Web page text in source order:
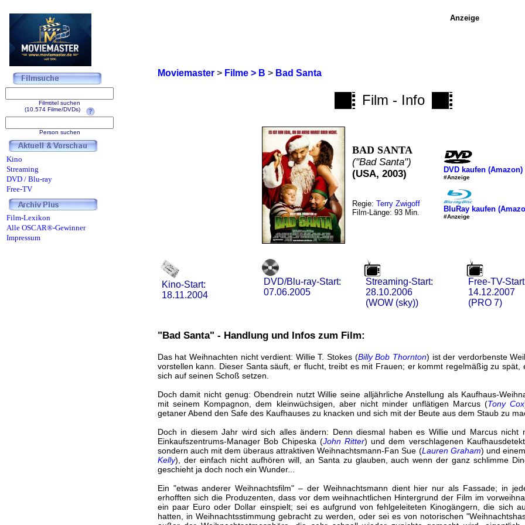
Moviemaster> Filme > B > Bad Santa
Film - Info
BAD SANTA
("Bad Santa")
(USA, 2003)
Regie: Terry Zwigoff
Film-Länge: 93 Min.
DVD kaufen (Amazon)
#Anzeige
BluRay kaufen
#Anzeige
Kino-Start:
18.11.2004
DVD/Blu-ray-Start:
07.06.2005
Streaming-Start:
28.10.2006
(WOW (sky))
Free-TV-
14.12.2007
(PRO 7)
"Bad Santa" - Handlung und Infos zum Film:
Das hat Weihnachten nicht verdient: Willie T. Stokes (Billy Bob Thornton) ist der verdorbenste
vorstellen kann. Dieser Santa säuft, er flucht, treibt es mit Frauen; er kommt regelmäßig zu spät,
sich auf seinen Schoß setzen.
Doch damit nicht genug: Obendrein nutzt Willie seine alljährliche Anstellung als Kaufhaus-
mit seinem Kompagnon, dem kleinwüchsigen, aber nicht minder unflätigen Marcus (Tony Cox
getaner Abend den Safe des Kaufhauses zu knacken und sich mit der Beute aus dem Staub zu
Doch in diesem Jahr wird sich alles ändern: Denn diesmal haben es Willie und Marcus nicht
Einkaufszentrums-Manager Bob Chipeska (John Ritter) und dem verschlagenen
sondern auch mit dem überaus attraktiven Weihnachtsmann-Fan Sue (Lauren Graham) und
Kelly), der einfach nicht aufhören will, an Santa zu glauben, auch wenn der ganz schlimme
geschieht ja doch noch ein Wunder...
Ein "etwas anderer Weihnachtsfilm" – der Weihnachtsmann dient hier nur als Fassade; in
erhofften sich die Produzenten, dass vor dem weihnachtlichen Hintergrund der Film im
ein paar Euro oder Dollar einspielt; sei es aufgrund von fehlgeleiteten Kinogängern, die sich
hatten, in Weihnachtsstimmung gebracht zu werden, oder sei es von notorischen
Anzeige
Filmtitel suchen
(10.574 Filme/DVDs)
Person suchen
Kino
Streaming
DVD / Blu-ray
Free-TV
Film-Lexikon
Alle OSCAR®-Gewinner
Impressum